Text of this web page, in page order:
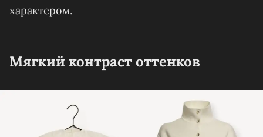
характером.
Мягкий контраст оттенков